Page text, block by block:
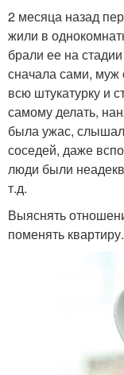
2 месяца назад
жили в
брали ее на
сначала сами,
всю штукатурку и
самому делать,
была ужас,
соседей, даже
люди были
т.д.
Выяснять
поменять квартиру.